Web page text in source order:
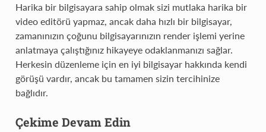
Harika bir bilgisayara sahip olmak sizi mutlaka harika bir
video editörü yapmaz, ancak daha hızlı bir bilgisayar,
zamanınızın çoğunu bilgisayarınızın render işlemi yerine
anlatmaya çalıştığınız hikayeye odaklanmanızı sağlar.
Herkesin düzenleme için en iyi bilgisayar hakkında kendi
görüşü vardır, ancak bu tamamen sizin tercihinize
bağlıdır.
Çekime Devam Edin